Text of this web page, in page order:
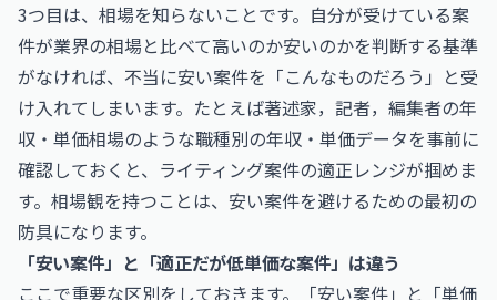
3つ目は、相場を知らないことです。自分が受けている案
件が業界の相場と比べて高いのか安いのかを判断する基準
がなければ、不当に安い案件を「こんなものだろう」と受
け入れてしまいます。たとえば著述家，記者，編集者の年
収・単価相場のような職種別の年収・単価データを事前に
確認しておくと、ライティング案件の適正レンジが掴めま
す。相場観を持つことは、安い案件を避けるための最初の
防具になります。
「安い案件」と「適正だが低単価な案件」は違う
ここで重要な区別をしておきます。「安い案件」と「単価